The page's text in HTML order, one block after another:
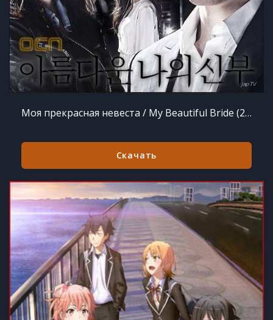
Моя прекрасная невеста / My Beautiful Bride (2015) MP3
Скачать